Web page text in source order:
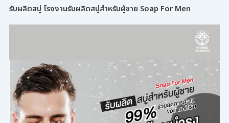
รับผลิตสบู่ โรงงานรับผลิตสบู่สำหรับผู้ชาย Soap For Men